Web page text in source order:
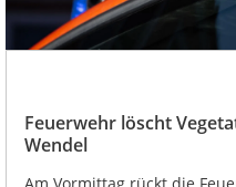
Feuerwehr löscht
Wendel